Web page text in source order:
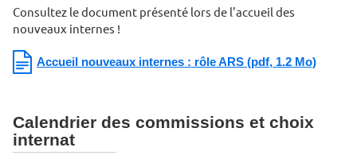
Consultez le document présenté lors de l'accueil des
nouveaux internes !
Accueil nouveaux internes : rôle ARS (pdf, 1.2 Mo)
Calendrier des commissions et choix
internat